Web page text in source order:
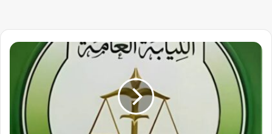
تحقيقات
مفاجئة
تؤجل
مؤتمرًا